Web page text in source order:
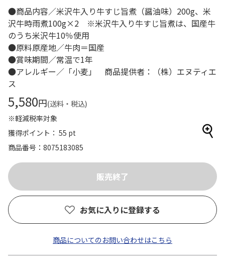
●商品内容／米沢牛入り牛すじ旨煮（醤油味）200g、米
沢牛時雨煮100g×2 ※米沢牛入り牛すじ旨煮は、国産牛
のうち米沢牛10％使用
●原料原産地／牛肉＝国産
●賞味期間／常温で1年
●アレルギー／「小麦」 商品提供者：（株）エヌティエ
ス
5,580円(送料・税込)
※軽減税率対象
獲得ポイント： 55 pt
商品番号
8075183085
お気に入りに登録する
商品についてのお問い合わせはこちら